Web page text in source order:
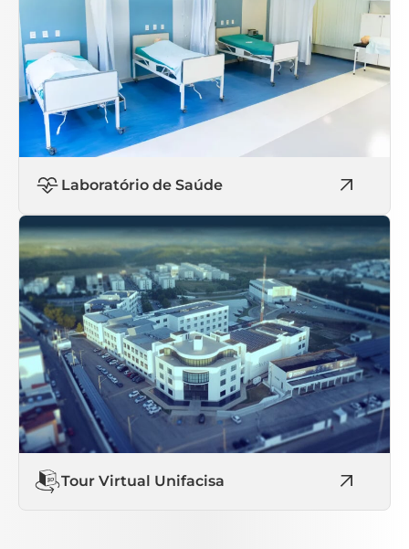
Laboratório de Saúde
Tour Virtual Unifacisa